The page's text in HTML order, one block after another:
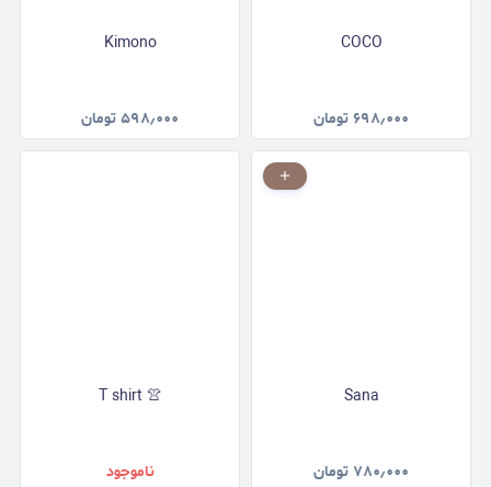
COCO
۶۹۸٫۰۰۰تومان
Kimono
۵۹۸٫۰۰۰تومان
Sana
۷۸۰٫۰۰۰ تومان
T shirt 👚
ناموجود